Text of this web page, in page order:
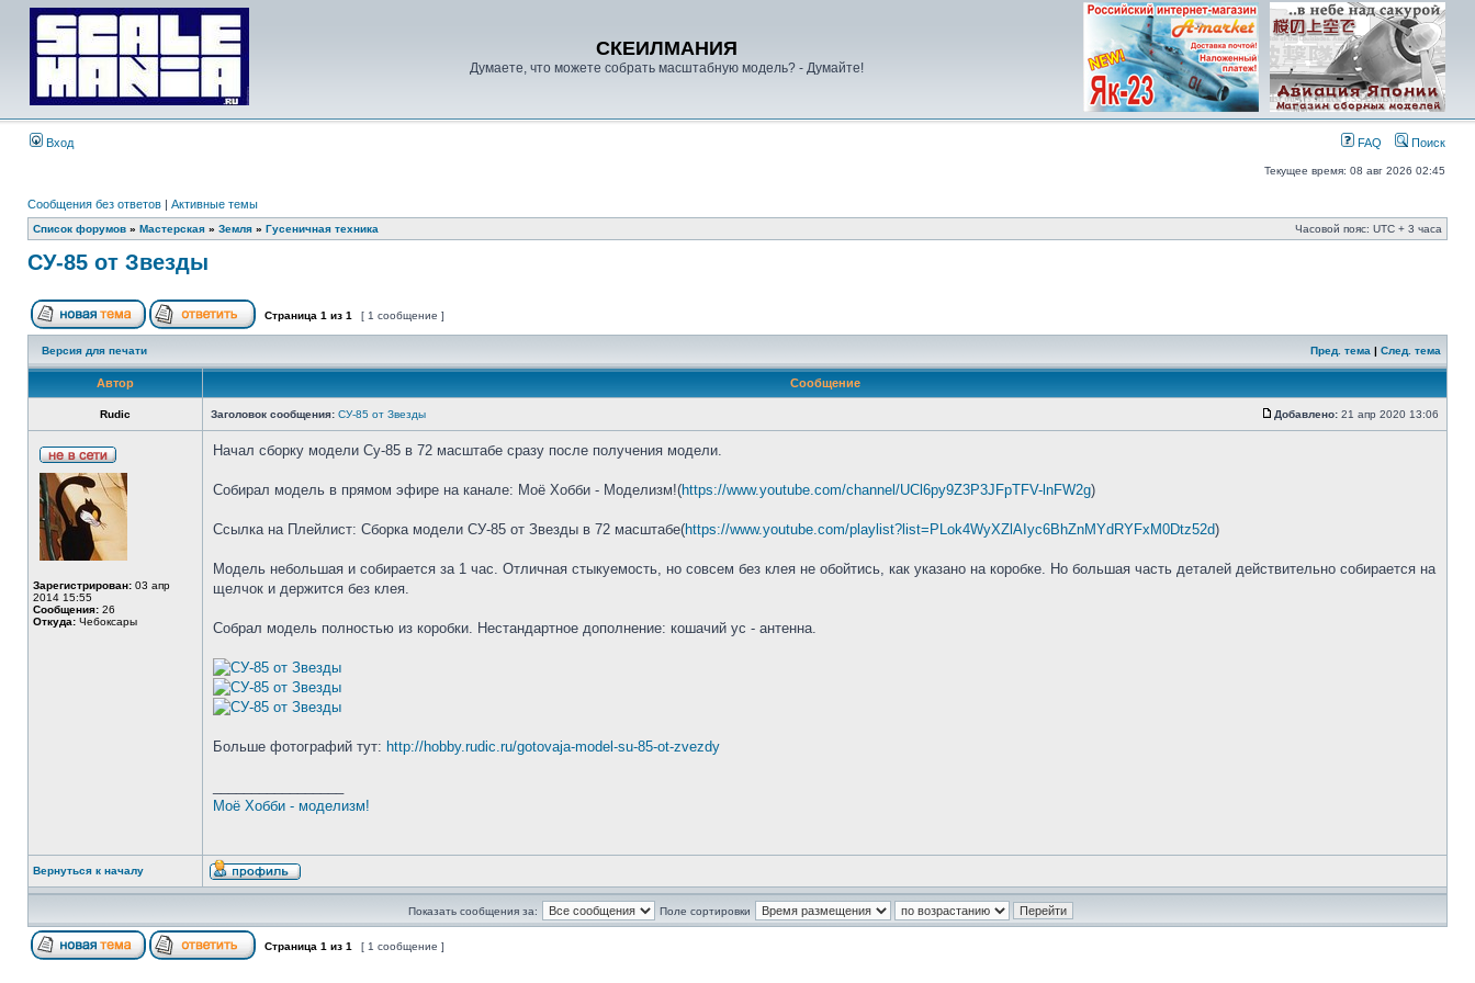
СКЕИЛМАНИЯ
Думаете, что можете собрать масштабную модель? - Думайте!
Вход FAQ Поиск
Текущее время: 08 авг 2026 02:45
Сообщения без ответов | Активные темы
Список форумов » Мастерская » Земля » Гусеничная техника Часовой пояс: UTC + 3 часа
СУ-85 от Звезды
Страница 1 из 1 [ 1 сообщение ]
Версия для печати Пред. тема | След. тема
Автор Сообщение
Rudic Заголовок сообщения: СУ-85 от Звезды Добавлено: 21 апр 2020 13:06
Зарегистрирован: 03 апр
2014 15:55
Сообщения: 26
Откуда: Чебоксары
Начал сборку модели Су-85 в 72 масштабе сразу после получения модели.
Собирал модель в прямом эфире на канале: Моё Хобби - Моделизм!(https://www.youtube.com/channel/UCl6py9Z3P3JFpTFV-lnFW2g)
Ссылка на Плейлист: Сборка модели СУ-85 от Звезды в 72 масштабе(https://www.youtube.com/playlist?list=PLok4WyXZlAIyc6BhZnMYdRYFxM0Dtz52d)
Модель небольшая и собирается за 1 час. Отличная стыкуемость, но совсем без клея не обойтись, как указано на коробке. Но большая часть деталей действительно собирается на
щелчок и держится без клея.
Собрал модель полностью из коробки. Нестандартное дополнение: кошачий ус - антенна.
Больше фотографий тут: http://hobby.rudic.ru/gotovaja-model-su-85-ot-zvezdy
Моё Хобби - моделизм!
Вернуться к началу
Показать сообщения за: Поле сортировки
Страница 1 из 1 [ 1 сообщение ]